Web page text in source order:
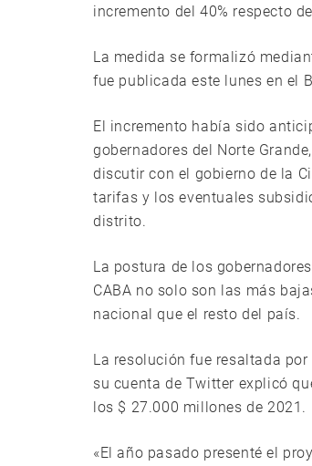
incremento del 40% respecto
La medida se formalizó
fue publicada este lunes en el
El incremento había sido
gobernadores del Norte
discutir con el gobierno de la
tarifas y los eventuales
distrito.
La postura de los
CABA no solo son las más
nacional que el resto del país.
La resolución fue resaltada
su cuenta de Twitter explicó
los $ 27.000 millones de 2021.
«El año pasado presenté el